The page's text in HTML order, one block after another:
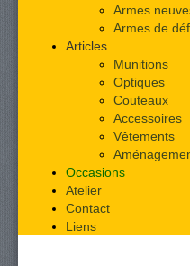
Armes
Armes de
Articles
Munitions
Optiques
Couteaux
Accessoires
Vêtements
Occasions
Atelier
Contact
Liens